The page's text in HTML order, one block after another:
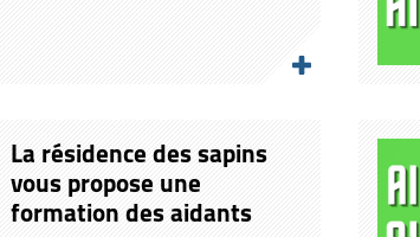
La résidence des sapins
vous propose une
formation des aidants